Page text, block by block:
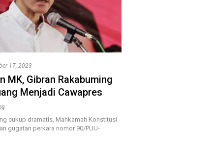
17, 2023
MK, Gibran Rakabuming
Menjadi Cawapres
cukup dramatis, Mahkamah Konstitusi
gugatan perkara nomor 90/PUU-